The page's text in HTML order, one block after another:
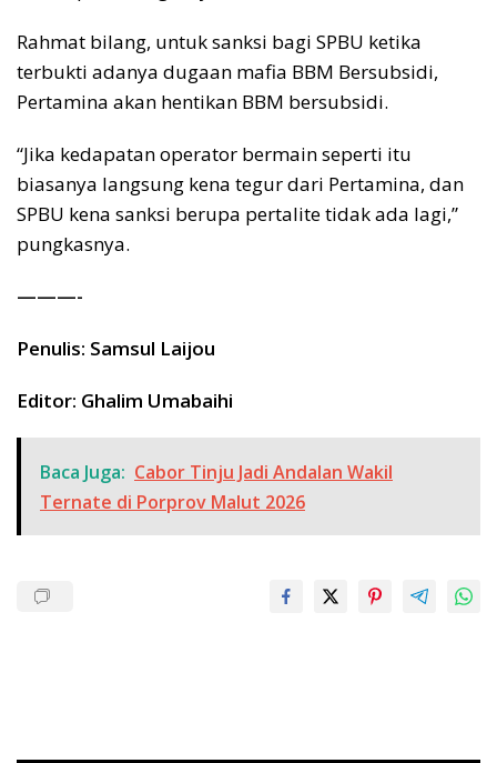
Rahmat bilang, untuk sanksi bagi SPBU ketika
terbukti adanya dugaan mafia BBM Bersubsidi,
Pertamina akan hentikan BBM bersubsidi.
“Jika kedapatan operator bermain seperti itu
biasanya langsung kena tegur dari Pertamina, dan
SPBU kena sanksi berupa pertalite tidak ada lagi,”
pungkasnya.
———-
Penulis: Samsul Laijou
Editor: Ghalim Umabaihi
Baca Juga: Cabor Tinju Jadi Andalan Wakil
Ternate di Porprov Malut 2026